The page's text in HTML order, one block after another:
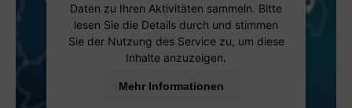
Daten zu Ihren Aktivitäten sammeln. Bitte
lesen Sie die Details durch und stimmen
Sie der Nutzung des Service zu, um diese
Inhalte anzuzeigen.
Mehr Informationen